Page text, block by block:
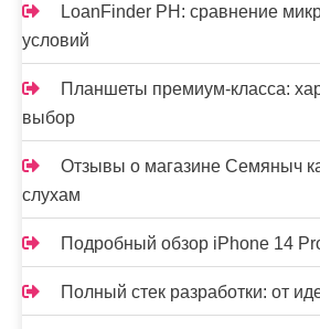
LoanFinder PH: сравнение
условий
Планшеты премиум-класса:
выбор
Отзывы о магазине Семяныч
слухам
Подробный обзор iPhone 14
Полный стек разработки: от